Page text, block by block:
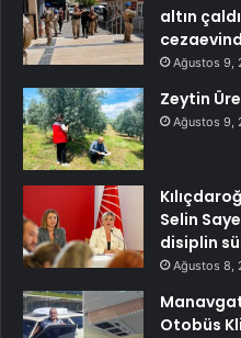
altın
Ağustos 9,
Zeytin
Ağustos 9,
Selin
disiplin
Ağustos 8,
Otobüs